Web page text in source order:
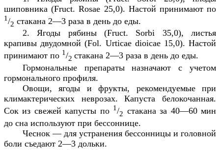
шиповника (Fruct.Rosae 25,0). Настой принимают по
1/2 стакана 2—3 раза в день до еды.
2. Ягоды рябины (Fruct. Sorbi 35,0), листья
крапивы двудомной (Fol. Urticae dioicae15,0). Настой
принимают по 1/2 стакана 2—3 раза в день до еды.
Гормональные препараты назначают с учетом
гормонального профиля.
Овощи, ягоды и фрукты, рекомендуемые при
климактерических неврозах. Капуста белокочанная.
Сок из свежей капусты по 1 /2 стакана за 40—60 мин
до сна используют при бессоннице.
Чеснок — для устранения бессонницы и головной
боли съедают 2—3 дольки.